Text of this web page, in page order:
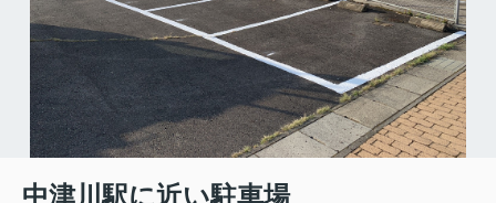
中津川駅に近い駐車場